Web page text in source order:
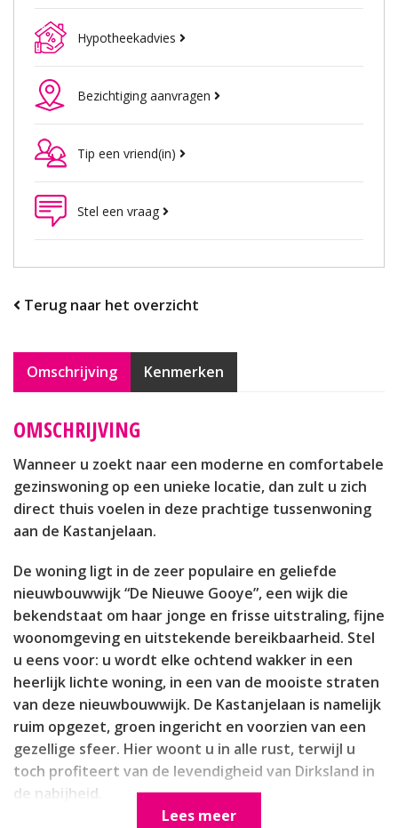
Hypotheekadvies
Bezichtiging aanvragen
Tip een vriend(in)
Stel een vraag
Terug naar het overzicht
Omschrijving Kenmerken
OMSCHRIJVING
Wanneer u zoekt naar een moderne en comfortabele
gezinswoning op een unieke locatie, dan zult u zich
direct thuis voelen in deze prachtige tussenwoning
aan de Kastanjelaan.
De woning ligt in de zeer populaire en geliefde
nieuwbouwwijk “De Nieuwe Gooye”, een wijk die
bekendstaat om haar jonge en frisse uitstraling, fijne
woonomgeving en uitstekende bereikbaarheid. Stel
u eens voor: u wordt elke ochtend wakker in een
heerlijk lichte woning, in een van de mooiste straten
van deze nieuwbouwwijk. De Kastanjelaan is namelijk
ruim opgezet, groen ingericht en voorzien van een
gezellige sfeer. Hier woont u in alle rust, terwijl u
toch profiteert van de levendigheid van Dirksland in
de nabijheid.
Lees meer